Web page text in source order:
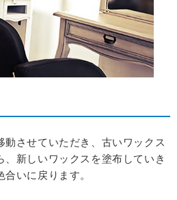
動させていただき、古いワックス
、新しいワックスを塗布していき
いに戻ります。